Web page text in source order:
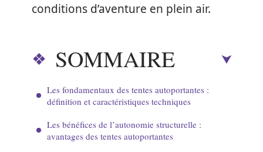
conditions d’aventure en plein air.
SOMMAIRE
Les fondamentaux des tentes autoportantes :
définition et caractéristiques techniques
Les bénéfices de l’autonomie structurelle :
avantages des tentes autoportantes